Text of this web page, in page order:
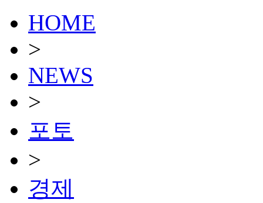
HOME
>
NEWS
>
포토
>
경제